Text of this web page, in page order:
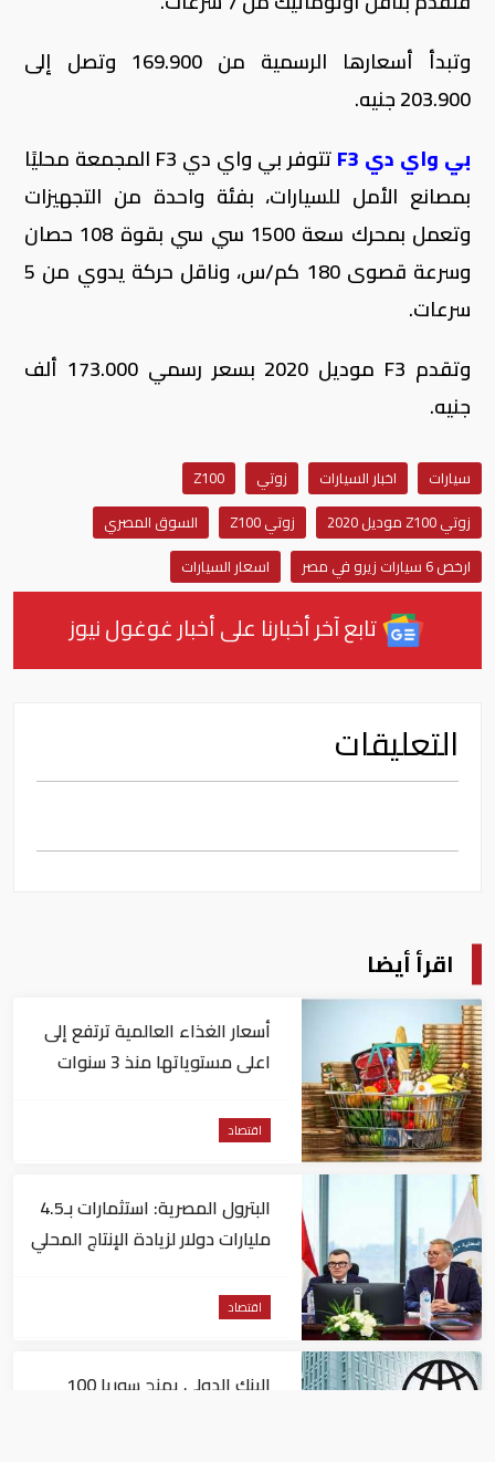
وتبدأ أسعارها الرسمية من 169.900 وتصل إلى
203.900 جنيه.
بي واي دي F3
تتوفر بي واي دي F3 المجمعة محليًا
بمصانع الأمل للسيارات، بفئة واحدة من التجهيزات
وتعمل بمحرك سعة 1500 سي سي بقوة 108 حصان
وسرعة قصوى 180 كم/س، وناقل حركة يدوي من 5
سرعات.
وتقدم F3 موديل 2020 بسعر رسمي 173.000 ألف
جنيه.
سيارات اخبار السيارات زوتي
Z100
زوتي Z100 موديل 2020
زوتي Z100
السوق المصري
ارخص 6 سيارات زيرو في مصر
اسعار السيارات
تابع آخر أخبارنا على أخبار غوغول نيوز
التعليقات
اقرأ أيضا
أسعار الغذاء العالمية ترتفع إلى
اعلى مستوياتها منذ 3 سنوات
اقتصاد
البترول المصرية: استثمارات بـ4.5
مليارات دولار لزيادة الإنتاج المحلي
اقتصاد
البنك الدولي يمنح سوريا 100